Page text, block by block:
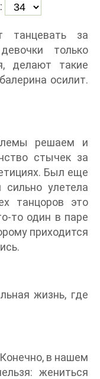
танцевать за
только
делают такие
осилит.
решаем и
стычек за
Был еще
улетела
танцоров это
то один в паре
приходится
жизнь, где
в нашем
жениться